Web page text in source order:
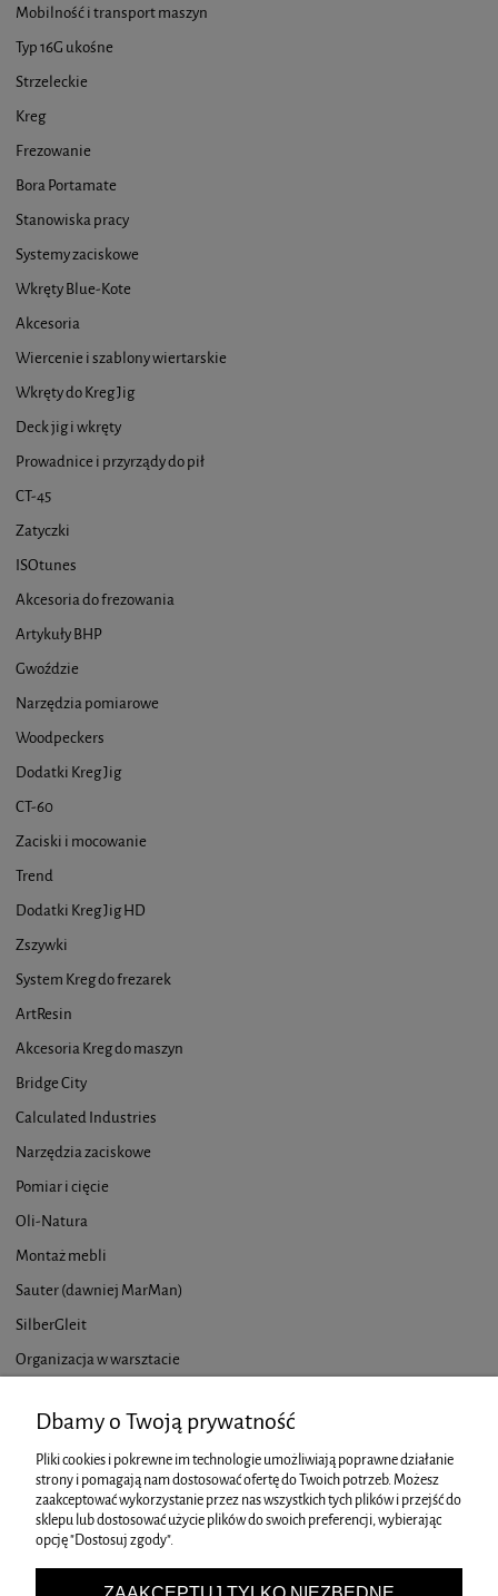
Mobilność i transport maszyn
Typ 16G ukośne
Strzeleckie
Kreg
Frezowanie
Bora Portamate
Stanowiska pracy
Systemy zaciskowe
Wkręty Blue-Kote
Akcesoria
Wiercenie i szablony wiertarskie
Wkręty do Kreg Jig
Deck jig i wkręty
Prowadnice i przyrządy do pił
CT-45
Zatyczki
ISOtunes
Akcesoria do frezowania
Artykuły BHP
Gwoździe
Narzędzia pomiarowe
Woodpeckers
Dodatki Kreg Jig
CT-60
Zaciski i mocowanie
Trend
Dodatki Kreg Jig HD
Zszywki
System Kreg do frezarek
ArtResin
Akcesoria Kreg do maszyn
Bridge City
Calculated Industries
Narzędzia zaciskowe
Pomiar i cięcie
Oli-Natura
Montaż mebli
Sauter (dawniej MarMan)
SilberGleit
Organizacja w warsztacie
Tacwise
Titebond
Viking Arm
Triton
ZAKUPY
Dbamy o Twoją prywatność
Pliki cookies i pokrewne im technologie umożliwiają poprawne działanie
strony i pomagają nam dostosować ofertę do Twoich potrzeb. Możesz
zaakceptować wykorzystanie przez nas wszystkich tych plików i przejść do
sklepu lub dostosować użycie plików do swoich preferencji, wybierając
opcję "Dostosuj zgody".